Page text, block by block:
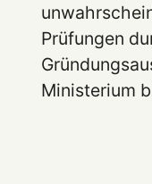
Prüfungen
Ministerium